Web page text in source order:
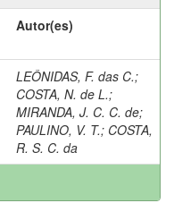
Autor(es)
LEÔNIDAS, F. das C.;
COSTA, N. de L.;
MIRANDA, J. C. C. de;
PAULINO, V. T.; COSTA,
R. S. C. da